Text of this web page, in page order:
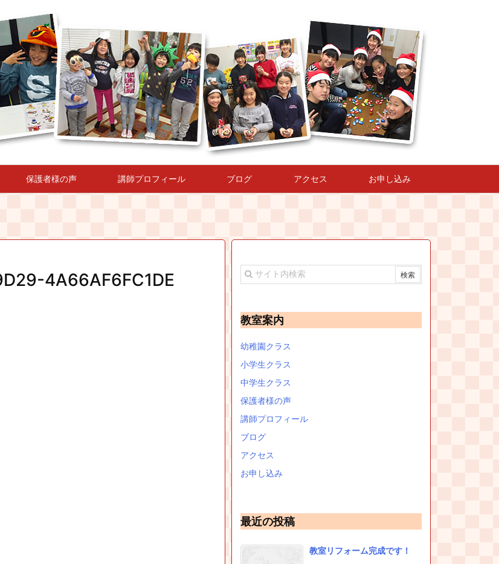
保護者様の声 講師プロフィール ブログ アクセス お申し込み
4A66AF6FC1DE
教室案内
幼稚園クラス
小学生クラス
中学生クラス
保護者様の声
講師プロフィール
ブログ
アクセス
お申し込み
最近の投稿
教室リフォーム完成です！